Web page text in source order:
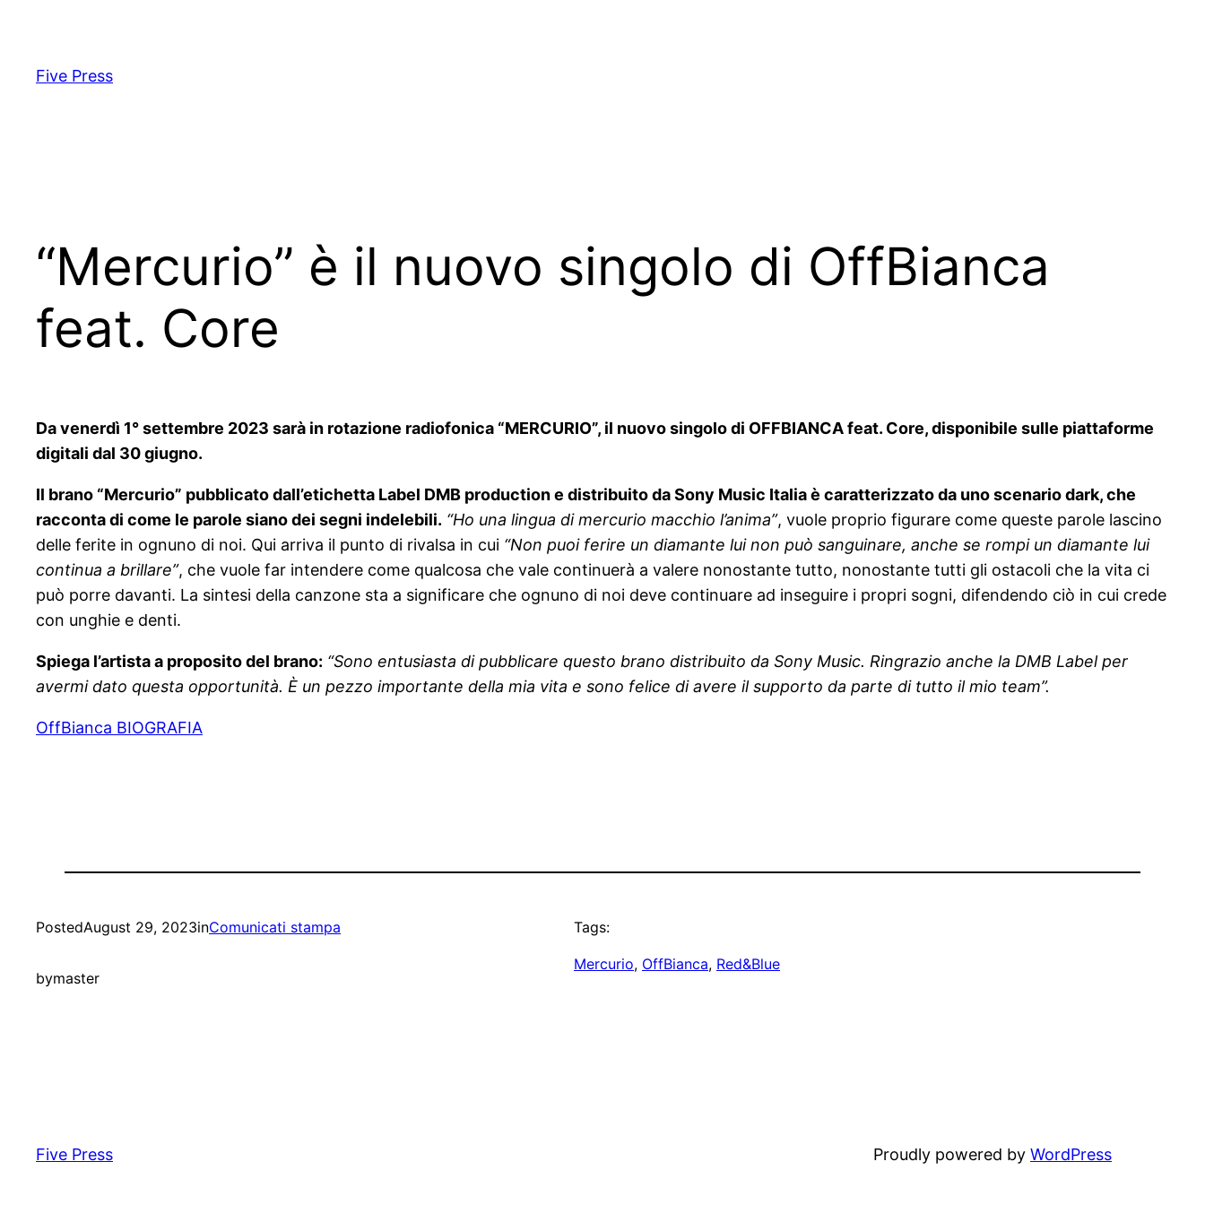
content
Five Press
“Mercurio” è il nuovo singolo di OffBianca
feat. Core
Da venerdì 1° settembre 2023 sarà in rotazione radiofonica “MERCURIO”, il nuovo singolo di OFFBIANCA feat. Core, disponibile sulle piattaforme
digitali dal 30 giugno.
Il brano “Mercurio” pubblicato dall’etichetta Label DMB production e distribuito da Sony Music Italia è caratterizzato da uno scenario dark, che
racconta di come le parole siano dei segni indelebili. “Ho una lingua di mercurio macchio l’anima”, vuole proprio figurare come queste parole lascino
delle ferite in ognuno di noi. Qui arriva il punto di rivalsa in cui “Non puoi ferire un diamante lui non può sanguinare, anche se rompi un diamante lui
continua a brillare”, che vuole far intendere come qualcosa che vale continuerà a valere nonostante tutto, nonostante tutti gli ostacoli che la vita ci
può porre davanti. La sintesi della canzone sta a significare che ognuno di noi deve continuare ad inseguire i propri sogni, difendendo ciò in cui crede
con unghie e denti.
Spiega l’artista a proposito del brano: “Sono entusiasta di pubblicare questo brano distribuito da Sony Music. Ringrazio anche la DMB Label per
avermi dato questa opportunità. È un pezzo importante della mia vita e sono felice di avere il supporto da parte di tutto il mio team”.
OffBianca BIOGRAFIA
PostedAugust 29, 2023inComunicati stampa
bymaster
Tags:
Mercurio, OffBianca, Red&Blue
Five Press Proudly powered by WordPress